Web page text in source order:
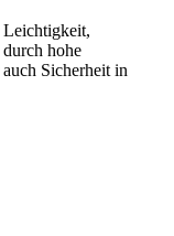
hohe
Sicherheit in